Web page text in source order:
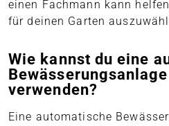
einen Fachmann kann
für deinen Garten
Wie kannst du eine
verwenden?
Eine automatische